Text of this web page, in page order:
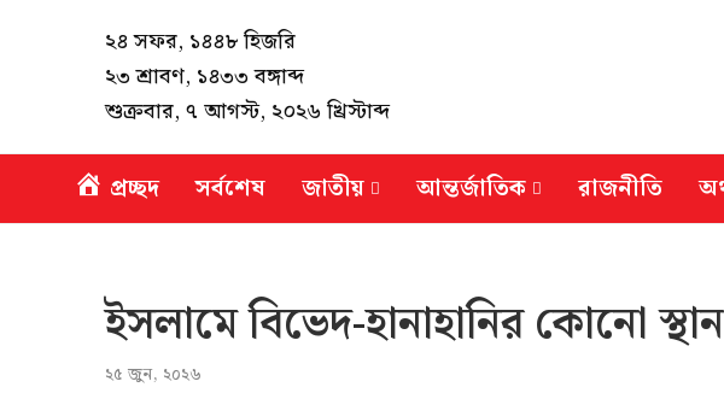
২৪ সফর, ১৪৪৮ হিজরি
২৩ শ্রাবণ, ১৪৩৩ বঙ্গাব্দ
শুক্রবার, ৭ আগস্ট, ২০২৬ খ্রিস্টাব্দ
প্রচ্ছদ সর্বশেষ জাতীয় আন্তর্জাতিক রাজনীতি
ইসলামে বিভেদ-হানাহানির কোনো স্থান
২৫ জুন, ২০২৬